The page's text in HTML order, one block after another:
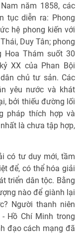
năm 1858, các
tục diễn ra: Phong
hệ phong kiến với
Duy Tân; phong
Hoa Thám suốt 30
XX của Phan Bội
chủ tư sản. Các
yêu nước và khát
bởi thiếu đường lối
pháp thích hợp và
là chưa tập hợp,
có tư duy mới, tầm
để, có thể hóa giải
triển dân tộc. Bằng
nào để giành lại
Người thanh niên
Hồ Chí Minh trong
đạo cách mạng đã